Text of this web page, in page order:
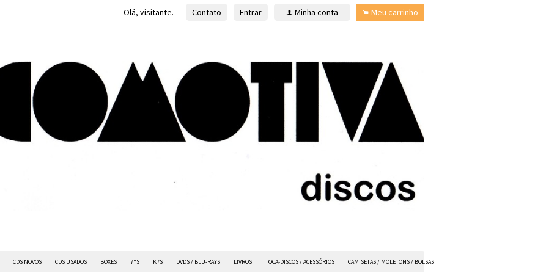
Olá, visitante. Contato Entrar f Minha conta . Meu carrinho
CDS NOVOS CDS USADOS BOXES 7"S K7S DVDS / BLU-RAYS LIVROS TOCA-DISCOS / ACESSÓRIOS CAMISETAS / MOLETONS / BOLSAS